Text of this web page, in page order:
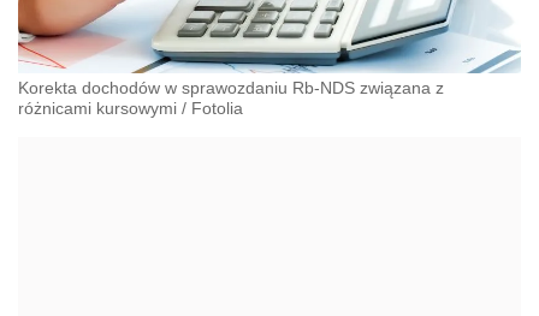
Korekta dochodów w sprawozdaniu Rb-NDS związana z
różnicami kursowymi / Fotolia